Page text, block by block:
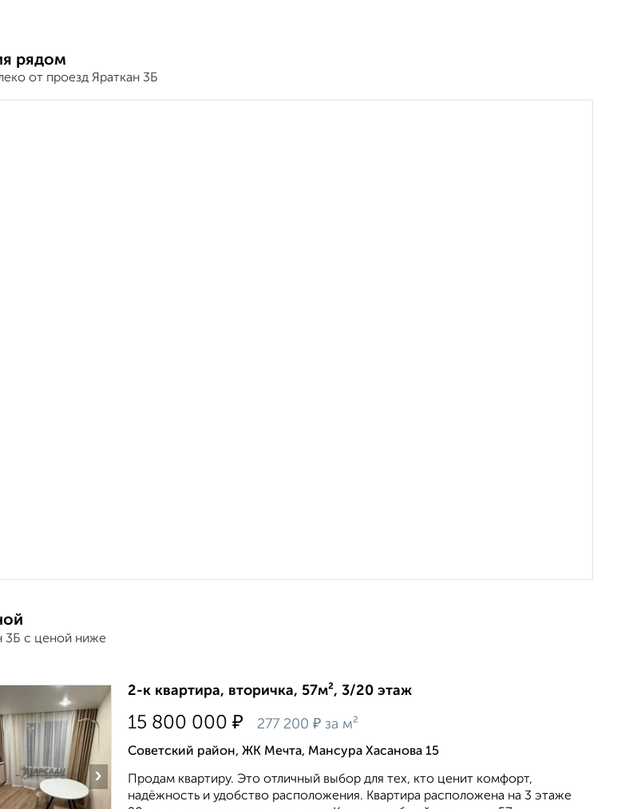
рядом
от проезд Яраткан 3Б
3Б с ценой ниже
›
2-к квартира, вторичка, 57м², 3/20 этаж
15 800 000 ₽ 277 200 ₽ за м²
Советский район, ЖК Мечта, Мансура Хасанова 15
Продам квартиру. Это отличный выбор для тех, кто ценит комфорт,
надёжность и удобство расположения. Квартира расположена на 3 этаже